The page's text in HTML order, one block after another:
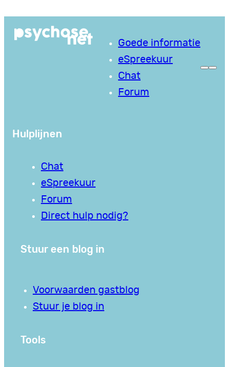
naar
Goede informatie
eSpreekuur
Chat
Forum
Hulplijnen
Chat
eSpreekuur
Forum
Direct hulp nodig?
Stuur een blog in
Voorwaarden gastblog
Stuur je blog in
Tools